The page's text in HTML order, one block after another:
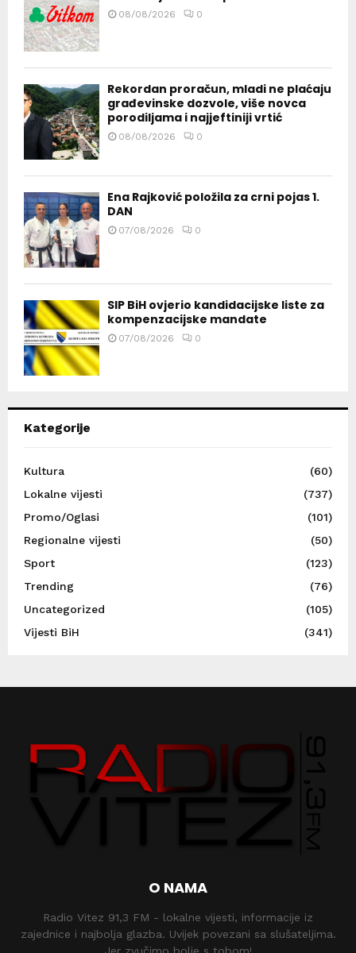
08/08/2026 0
Rekordan proračun, mladi ne plaćaju
građevinske dozvole, više novca
porodiljama i najjeftiniji vrtić
08/08/2026 0
Ena Rajković položila za crni pojas 1.
DAN
07/08/2026 0
SIP BiH ovjerio kandidacijske liste za
kompenzacijske mandate
07/08/2026 0
Kategorije
Kultura
(60)
Lokalne vijesti
(737)
Promo/Oglasi
(101)
Regionalne vijesti
(50)
Sport
(123)
Trending
(76)
Uncategorized
(105)
Vijesti BiH
(341)
O NAMA
Radio Vitez 91,3 FM - lokalne vijesti, informacije iz
zajednice i najbolja glazba. Uvijek povezani sa slušateljima.